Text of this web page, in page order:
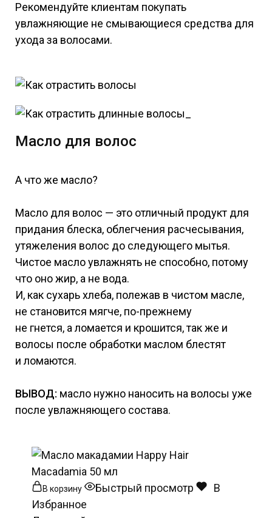
Рекомендуйте клиентам покупать
увлажняющие не смывающиеся средства для
ухода за волосами.
Масло для волос
А что же масло?
Масло для волос — это отличный продукт для
придания блеска, облегчения расчесывания,
утяжеления волос до следующего мытья.
Чистое масло увлажнять не способно, потому
что оно жир, а не вода.
И, как сухарь хлеба, полежав в чистом масле,
не становится мягче, по-прежнему
не гнется, а ломается и крошится, так же и
волосы после обработки маслом блестят
и ломаются.
ВЫВОД: масло нужно наносить на волосы уже
после увлажняющего состава.
В корзину Быстрый просмотр
В
Избранное